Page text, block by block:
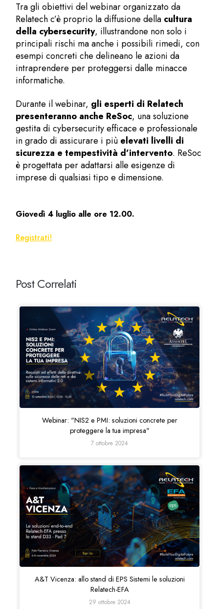
Tra gli obiettivi del webinar organizzato da
Relatech c’è proprio la diffusione della cultura
della cybersecurity, illustrandone non solo i
principali rischi ma anche i possibili rimedi, con
esempi concreti che delineano le azioni da
intraprendere per proteggersi dalle minacce
informatiche.
Durante il webinar, gli esperti di Relatech
presenteranno anche ReSoc, una soluzione
gestita di cybersecurity efficace e professionale
in grado di assicurare i più elevati livelli di
sicurezza e tempestività d’intervento. ReSoc
è progettata per adattarsi alle esigenze di
imprese di qualsiasi tipo e dimensione.
Giovedì 4 luglio alle ore 12.00.
Registrati!
Post Correlati
Webinar: "NIS2 e PMI: soluzioni concrete per
proteggere la tua impresa"
7 ottobre 2024
A&T Vicenza: allo stand di EPS Sistemi le soluzioni
Relatech-EFA
29 ottobre 2024